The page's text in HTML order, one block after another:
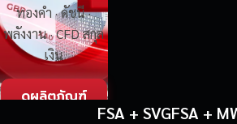
ทองคำ · ดัชนี ·
พลังงาน · CFD สกุล
เงิน
ดูผลิตภัณฑ์
FSA + SVGFSA +